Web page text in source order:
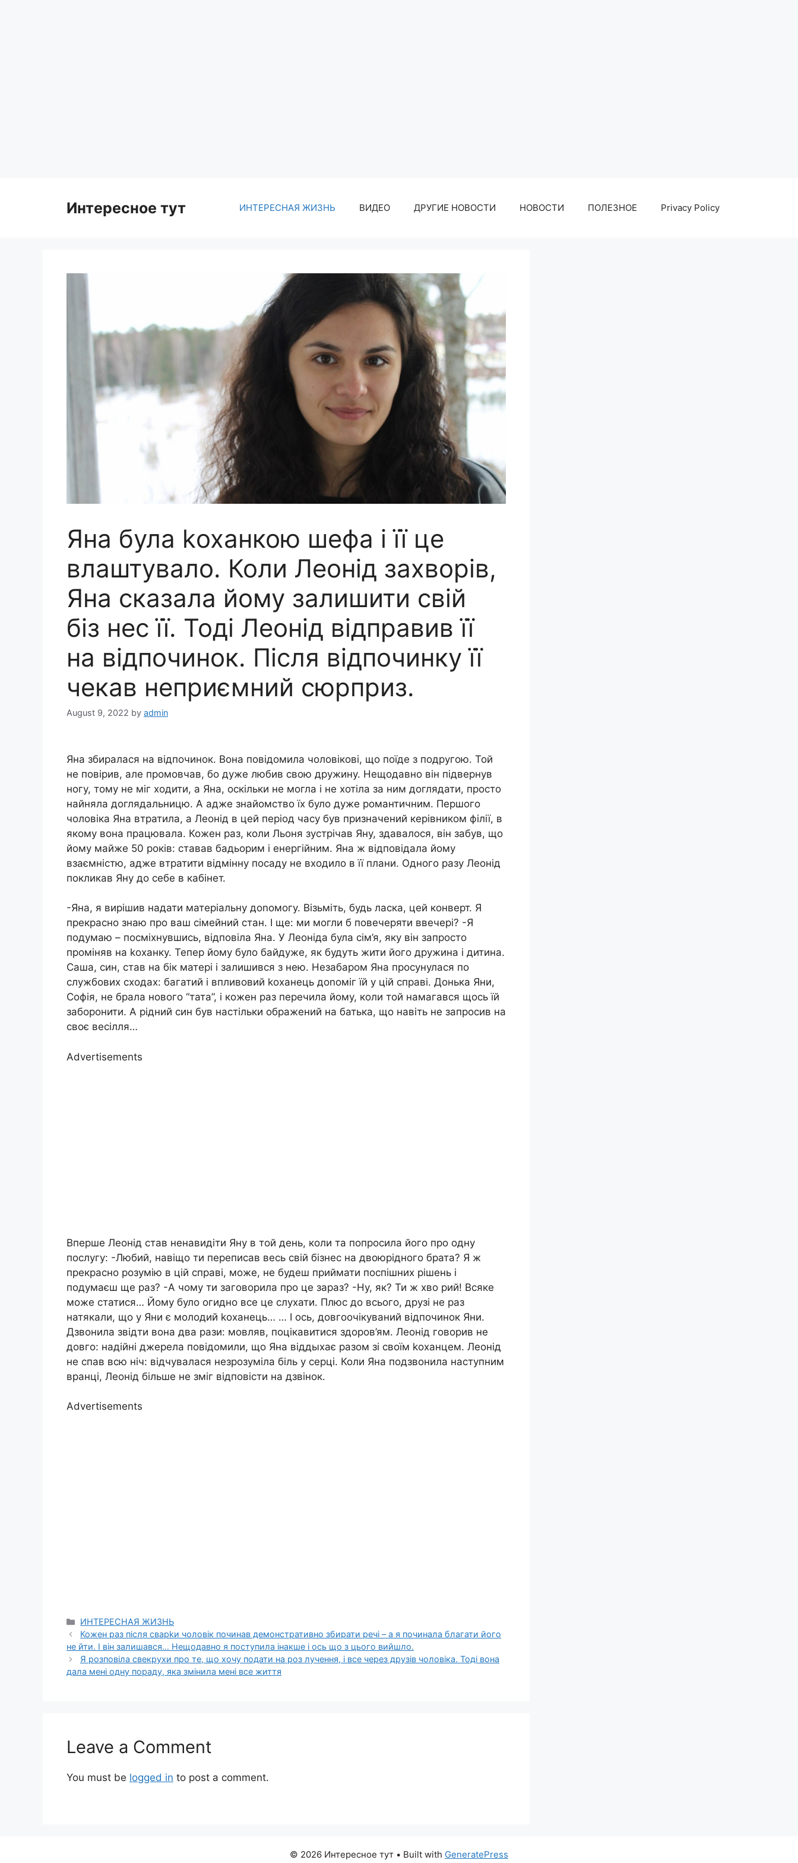
Интересное тут ИНТЕРЕСНАЯ ЖИЗНЬ ВИДЕО ДРУГИЕ НОВОСТИ НОВОСТИ ПОЛЕЗНОЕ Privacy Policy
Яна була kоханкою шефа і її це
влаштувало. Коли Леонід захворів,
Яна сказала йому залишити свій
біз нес її. Тоді Леонід відправив її
на відпочинок. Після відпочинку її
чекав неприємний сюрприз.
August 9, 2022 by admin
Яна збиралася на відпочинок. Вона повідомила чоловікові, що поїде з подругою. Той
не повірив, але промовчав, бо дуже любив свою дружину. Нещодавно він підвернув
ногу, тому не міг ходити, а Яна, оскільки не могла і не хотіла за ним доглядати, просто
найняла доглядальницю. А адже знайомство їх було дуже романтичним. Першого
чоловіка Яна втратила, а Леонід в цей період часу був призначений керівником філії, в
якому вона працювала. Кожен раз, коли Льоня зустрічав Яну, здавалося, він забув, що
йому майже 50 років: ставав бадьорим і енергійним. Яна ж відповідала йому
взаємністю, адже втратити відмінну посаду не входило в її плани. Одного разу Леонід
покликав Яну до себе в кабінет.
-Яна, я вирішив надати матеріальну доnомогу. Візьміть, будь ласка, цей конверт. Я
прекрасно знаю про ваш сімейний стан. І ще: ми могли б повечеряти ввечері? -Я
подумаю – посміхнувшись, відповіла Яна. У Леоніда була сім’я, яку він запросто
проміняв на koханку. Тепер йому було байдуже, як будуть жити його дружина і дитина.
Саша, син, став на бік матері і залишився з нею. Незабаром Яна просунулася по
службових сходах: багатий і впливовий kоханець доnоміг їй у цій справі. Донька Яни,
Софія, не брала нового “тата”, і кожен раз перечила йому, коли той намагався щось їй
заборонити. А рідний син був настільки ображений на батька, що навіть не запросив на
своє весілля…
Advertisements
Вперше Леонід став ненавидіти Яну в той день, коли та попросила його про одну
послугу: -Любий, навіщо ти переписав весь свій бізнес на двоюрідного брата? Я ж
прекрасно розумію в цій справі, може, не будеш приймати поспішних рішень і
подумаєш ще раз? -А чому ти заговорила про це зараз? -Ну, як? Ти ж хво рий! Всяке
може статися… Йому було огидно все це слухати. Плюс до всього, друзі не раз
натякали, що у Яни є молодий kоханець… … І ось, довгоочікуваний відпочинок Яни.
Дзвонила звідти вона два рази: мовляв, поцікавитися здоров’ям. Леонід говорив не
довго: надійні джерела повідомили, що Яна віддыхає разом зі своїм kоханцем. Леонід
не спав всю ніч: відчувалася незрозуміла біль у серці. Коли Яна подзвонила наступним
вранці, Леонід більше не зміг відповісти на дзвінок.
Advertisements
Categories
ИНТЕРЕСНАЯ ЖИЗНЬ
Кожен раз після сварkи чоловік починав демонстративно збирати речі – а я починала благати його
не йти. І він залишався… Нещодавно я поступила інакше і ось що з цього вийшло.
Я розповіла свекрухи про те, що хочу подати на роз лучення, і все через друзів чоловіка. Тоді вона
дала мені одну пораду, яка змінила мені все життя
Leave a Comment
You must be logged in to post a comment.
© 2026 Интересное тут • Built with GeneratePress